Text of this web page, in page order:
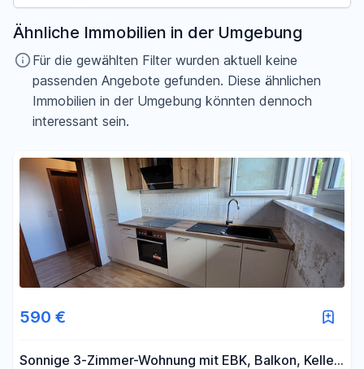
Preis
Fläche
- m²
Filter für Fläche zurücksetzen
Ähnliche Immobilien in der Umgebung
Für die gewählten Filter wurden aktuell keine
passenden Angebote gefunden. Diese ähnlichen
Immobilien in der Umgebung könnten dennoch
interessant sein.
590 €
Sonnige 3-Zimmer-Wohnung mit EBK, Balkon, Keller,